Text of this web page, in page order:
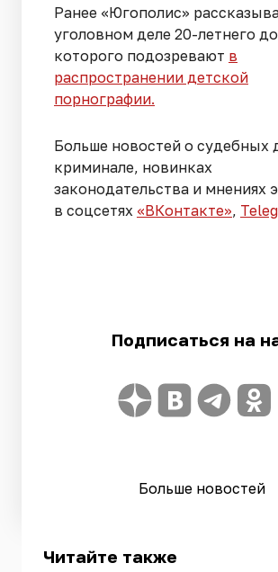
Ранее «Югополис»
уголовном деле 20-летнего
которого подозревают в
распространении детской
порнографии.
Больше новостей о судебных
криминале, новинках
законодательства и мнениях
в соцсетях «ВКонтакте»,
Подписаться на
Больше новостей
Читайте также